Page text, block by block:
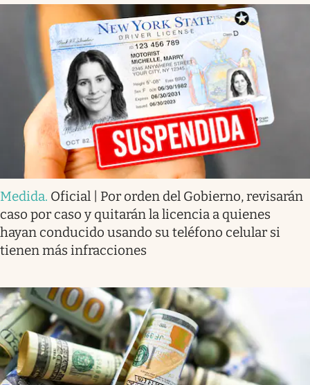
Medida. Oficial | Por orden del Gobierno, revisarán
caso por caso y quitarán la licencia a quienes
hayan conducido usando su teléfono celular si
tienen más infracciones